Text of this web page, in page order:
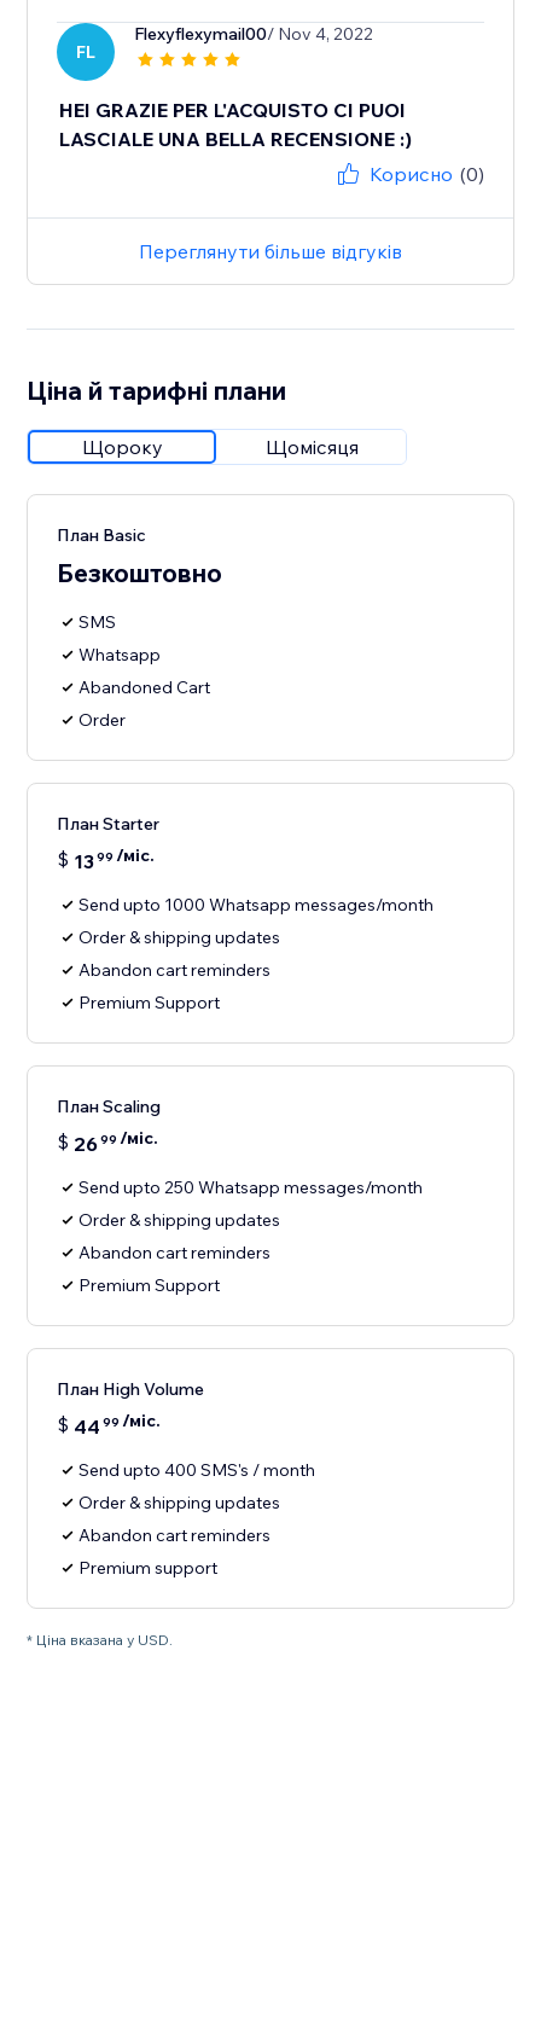
FL
Flexyflexymail00/ Nov 4, 2022
HEI GRAZIE PER L'ACQUISTO CI PUOI
LASCIALE UNA BELLA RECENSIONE :)
Корисно (0)
Переглянути більше відгуків
Ціна й тарифні плани
Щороку Щомісяця
План Basic
Безкоштовно
SMS
Whatsapp
Abandoned Cart
Order
План Starter
$ 1399 /міс.
Send upto 1000 Whatsapp messages/month
Order & shipping updates
Abandon cart reminders
Premium Support
План Scaling
$ 2699 /міс.
Send upto 250 Whatsapp messages/month
Order & shipping updates
Abandon cart reminders
Premium Support
План High Volume
$ 44 99 /міс.
Send upto 400 SMS's / month
Order & shipping updates
Abandon cart reminders
Premium support
* Ціна вказана у USD.